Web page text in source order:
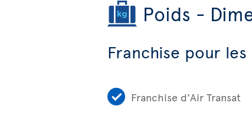
Poids -
Franchise pour
Franchise d'Air Transat